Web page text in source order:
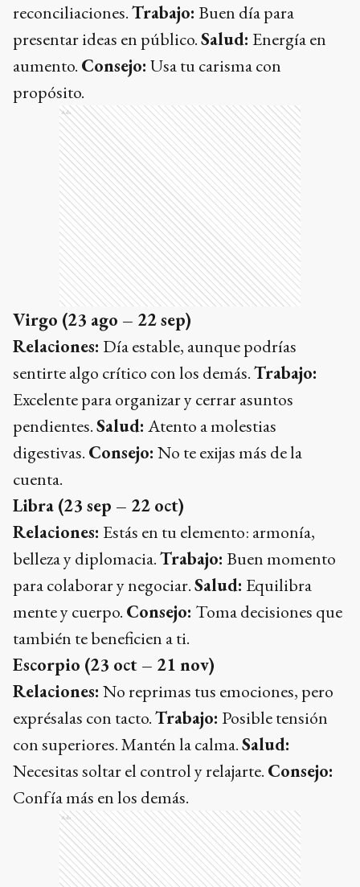
reconciliaciones.Trabajo: Buen día para
presentar ideas en público.Salud: Energía en
aumento. Consejo: Usa tu carisma con
propósito.
Ads
Virgo (23 ago – 22 sep)
Relaciones: Día estable, aunque podrías
sentirte algo crítico con los demás.Trabajo:
Excelente para organizar y cerrar asuntos
pendientes.Salud: Atento a molestias
digestivas. Consejo: No te exijas más de la
cuenta.
Libra (23 sep – 22 oct)
Relaciones: Estás en tu elemento: armonía,
belleza y diplomacia.Trabajo: Buen momento
para colaborar y negociar.Salud: Equilibra
mente y cuerpo. Consejo: Toma decisiones que
también te beneficien a ti.
Escorpio (23 oct – 21 nov)
Relaciones: No reprimas tus emociones, pero
exprésalas con tacto.Trabajo: Posible tensión
con superiores. Mantén la calma.Salud:
Necesitas soltar el control y relajarte. Consejo:
Confía más en los demás.
Ads